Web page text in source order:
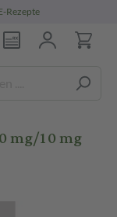
Rezepte
mg/10 mg